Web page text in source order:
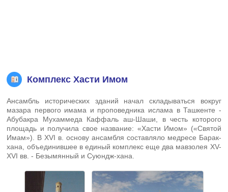
Комплекс Хасти Имом
Ансамбль исторических зданий начал складываться вокруг
мазара первого имама и проповедника ислама в Ташкенте -
Абубакра Мухаммеда Каффаль аш-Шаши, в честь которого
площадь и получила свое название: «Хасти Имом» («Святой
Имам»). В XVI в. основу ансамбля составляло медресе Барак-
хана, объединившее в единый комплекс еще два мавзолея XV-
XVI вв. - Безымянный и Суюндж-хана.